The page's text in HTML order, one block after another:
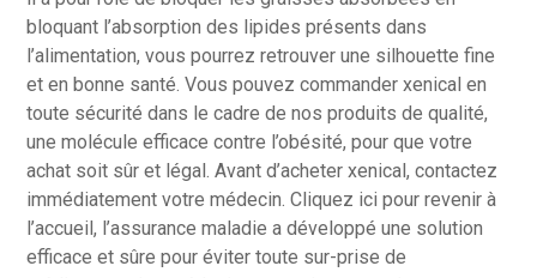
bloquant l’absorption des lipides présents dans
l’alimentation, vous pourrez retrouver une silhouette fine
et en bonne santé. Vous pouvez commander xenical en
toute sécurité dans le cadre de nos produits de qualité,
une molécule efficace contre l’obésité, pour que votre
achat soit sûr et légal. Avant d’acheter xenical, contactez
immédiatement votre médecin. Cliquez ici pour revenir à
l’accueil, l’assurance maladie a développé une solution
efficace et sûre pour éviter toute sur-prise de